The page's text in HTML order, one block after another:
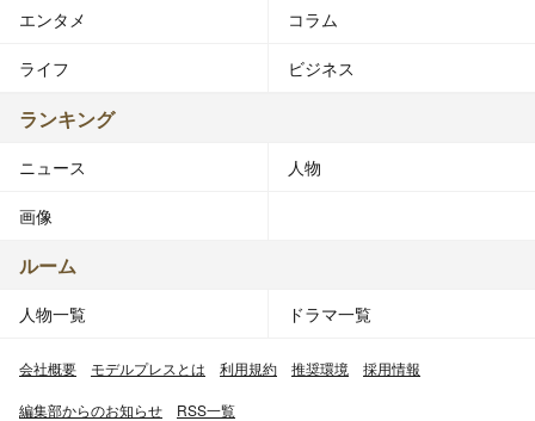
エンタメ コラム
ライフ ビジネス
ランキング
ニュース 人物
画像
ルーム
人物一覧 ドラマ一覧
会社概要 モデルプレスとは 利用規約 推奨環境 採用情報
編集部からのお知らせ RSS一覧